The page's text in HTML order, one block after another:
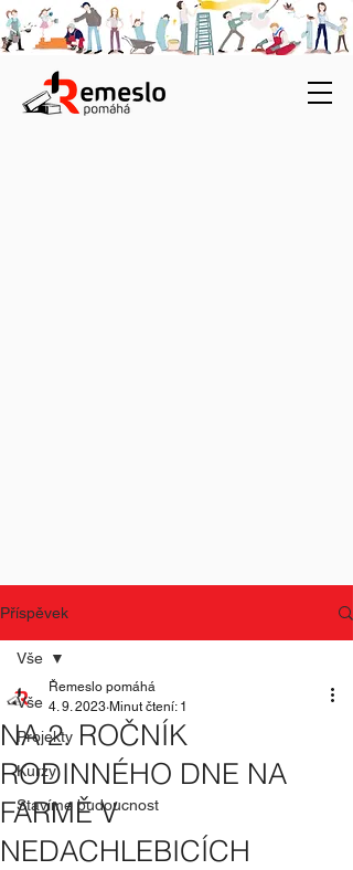
Příspěvek
Vše
Projekty
Kurzy
Stavíme budoucnost
Vše
NA 2. ROČNÍK
RODINNÉHO DNE NA
FARMĚ V
NEDACHLEBICÍCH
Řemeslo pomáhá
4. 9. 2023 Minut čtení: 1